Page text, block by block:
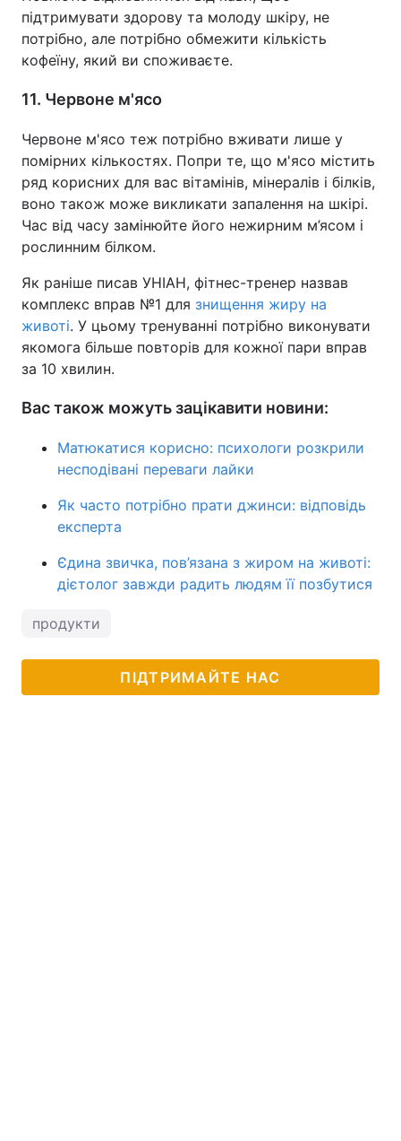
підтримувати здорову та молоду шкіру, не
потрібно, але потрібно обмежити кількість
кофеїну, який ви споживаєте.
11. Червоне м'ясо
Червоне м'ясо теж потрібно вживати лише у
помірних кількостях. Попри те, що м'ясо містить
ряд корисних для вас вітамінів, мінералів і білків,
воно також може викликати запалення на шкірі.
Час від часу замінюйте його нежирним м’ясом і
рослинним білком.
Як раніше писав УНІАН, фітнес-тренер назвав
комплекс вправ №1 для знищення жиру на
животі. У цьому тренуванні потрібно виконувати
якомога більше повторів для кожної пари вправ
за 10 хвилин.
Вас також можуть зацікавити новини:
Матюкатися корисно: психологи розкрили
несподівані переваги лайки
Як часто потрібно прати джинси: відповідь
експерта
Єдина звичка, пов’язана з жиром на животі:
дієтолог завжди радить людям її позбутися
продукти
ПІДТРИМАЙТЕ НАС